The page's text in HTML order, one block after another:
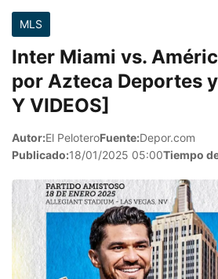
MLS
Inter Miami vs.
por Azteca Deportes
Y VIDEOS]
Autor:El PeloteroFuente:Depor.com
Publicado:18/01/2025 05:00Tiempo